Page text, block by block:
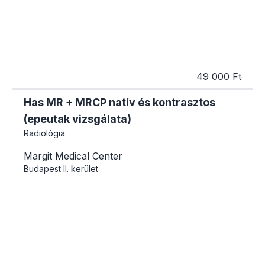
49 000 Ft
Has MR + MRCP natív és kontrasztos
(epeutak vizsgálata)
Radiológia
Margit Medical Center
Budapest II. kerület